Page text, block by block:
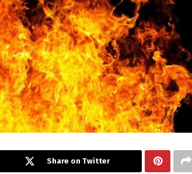
Share on Twitter